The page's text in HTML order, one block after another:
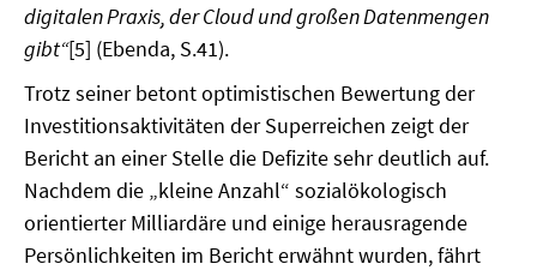
digitalen Praxis, der Cloud und großen Datenmengen
gibt“[5] (Ebenda, S.41).
Trotz seiner betont optimistischen Bewertung der
Investitionsaktivitäten der Superreichen zeigt der
Bericht an einer Stelle die Defizite sehr deutlich auf.
Nachdem die „kleine Anzahl“ sozialökologisch
orientierter Milliardäre und einige herausragende
Persönlichkeiten im Bericht erwähnt wurden, fährt